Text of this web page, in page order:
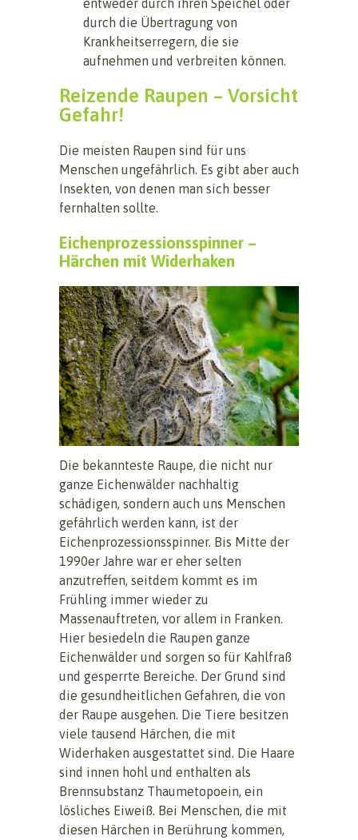
entweder durch ihren Speichel oder
durch die Übertragung von
Krankheitserregern, die sie
aufnehmen und verbreiten können.
Reizende Raupen – Vorsicht
Gefahr!
Die meisten Raupen sind für uns
Menschen ungefährlich. Es gibt aber auch
Insekten, von denen man sich besser
fernhalten sollte.
Eichenprozessionsspinner –
Härchen mit Widerhaken
Die bekannteste Raupe, die nicht nur
ganze Eichenwälder nachhaltig
schädigen, sondern auch uns Menschen
gefährlich werden kann, ist der
Eichenprozessionsspinner. Bis Mitte der
1990er Jahre war er eher selten
anzutreffen, seitdem kommt es im
Frühling immer wieder zu
Massenauftreten, vor allem in Franken.
Hier besiedeln die Raupen ganze
Eichenwälder und sorgen so für Kahlfraß
und gesperrte Bereiche. Der Grund sind
die gesundheitlichen Gefahren, die von
der Raupe ausgehen. Die Tiere besitzen
viele tausend Härchen, die mit
Widerhaken ausgestattet sind. Die Haare
sind innen hohl und enthalten als
Brennsubstanz Thaumetopoein, ein
lösliches Eiweiß. Bei Menschen, die mit
diesen Härchen in Berührung kommen,